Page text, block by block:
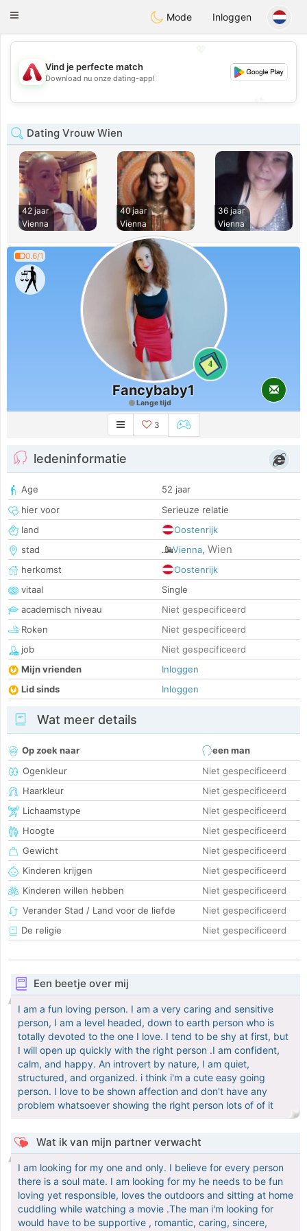
ÖsterreichChat
Toggle
Mode Inloggen
💖
💕
Vind je perfecte match
Download nu onze dating-app!
Dating Vrouw Wien
42 jaar
Vienna
40 jaar
Vienna
36 jaar
Vienna
0.6/1
4
Fancybaby1
Lange tijd
3
ledeninformatie
Age
52 jaar
hier voor
Serieuze relatie
land
Oostenrijk
stad
Vienna, Wien
herkomst
Oostenrijk
vitaal
Single
academisch niveau
Niet gespecificeerd
Roken
Niet gespecificeerd
job
Niet gespecificeerd
Mijn vrienden
Inloggen
Lid sinds
Inloggen
Wat meer details
Op zoek naar
een man
Ogenkleur
Niet gespecificeerd
Haarkleur
Niet gespecificeerd
Lichaamstype
Niet gespecificeerd
Hoogte
Niet gespecificeerd
Gewicht
Niet gespecificeerd
Kinderen krijgen
Niet gespecificeerd
Kinderen willen hebben
Niet gespecificeerd
Verander Stad / Land voor de liefde
Niet gespecificeerd
De religie
Niet gespecificeerd
Een beetje over mij
I am a fun loving person. I am a very caring and sensitive
person, I am a level headed, down to earth person who is
totally devoted to the one I love. I tend to be shy at first, but
I will open up quickly with the right person .I am confident,
calm, and happy. An introvert by nature, I am quiet,
structured, and organized. i think i'm a cute easy going
person. I love to be shown affection and don't have any
problem whatsoever showing the right person lots of of it
Wat ik van mijn partner verwacht
I am looking for my one and only. I believe for every person
there is a soul mate. I am looking for my he needs to be fun
loving yet responsible, loves the outdoors and sitting at home
cuddling while watching a movie .The man i'm looking for
would have to be supportive , romantic, caring, sincere,